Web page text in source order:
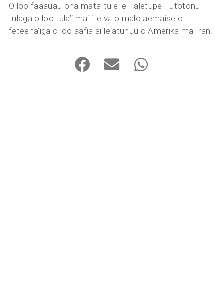
O loo faaauau ona māta’itū e le Faletupe Tutotonu
tulaga o loo tula’i mai i le va o malo aemaise o
feteena’iga o loo aafia ai le atunuu o Amerika ma Iran.